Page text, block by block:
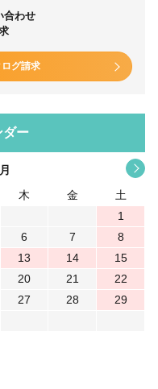
合わせ
グ請求
ダー
月
木 金
土
1
6 7
8
13 14
15
20 21
22
27 28
29